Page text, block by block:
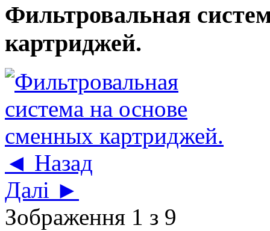
Фильтровальная
картриджей.
◄ Назад
Далі ►
Зображення 1 з 9